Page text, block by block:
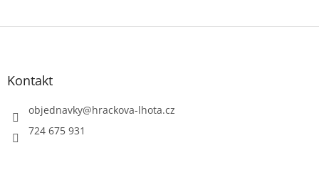
Z
Kontakt
objednavky@hrackova-lhota.cz
724 675 931